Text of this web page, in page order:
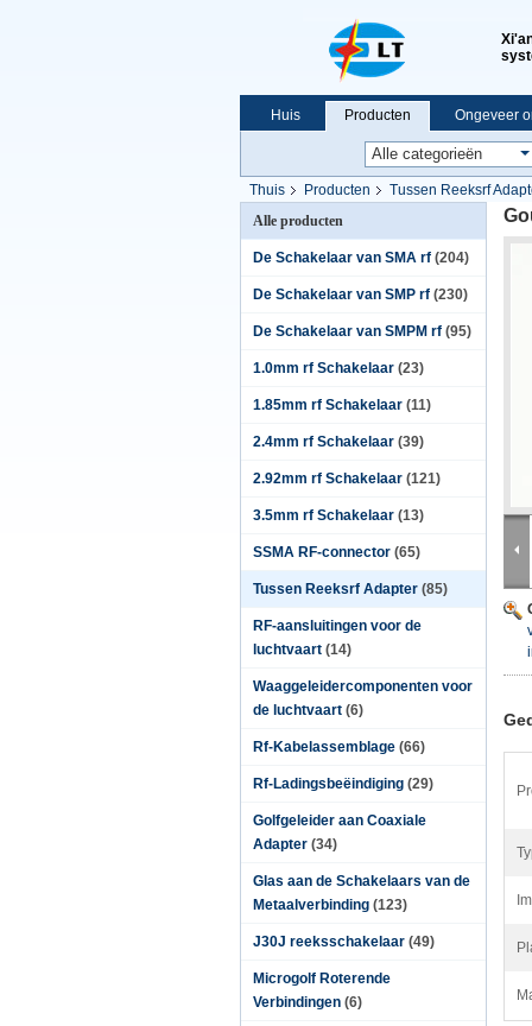
Huis Producten Ongeveer
Thuis Producten Tussen Reeksrf
Alle producten
De Schakelaar van SMA rf (204)
De Schakelaar van SMP rf (230)
De Schakelaar van SMPM rf (95)
1.0mm rf Schakelaar (23)
1.85mm rf Schakelaar (11)
2.4mm rf Schakelaar (39)
2.92mm rf Schakelaar (121)
3.5mm rf Schakelaar (13)
SSMA RF-connector (65)
Tussen Reeksrf Adapter (85)
RF-aansluitingen voor de
luchtvaart (14)
Waaggeleidercomponenten voor
de luchtvaart (6)
Rf-Kabelassemblage (66)
Rf-Ladingsbeëindiging (29)
Golfgeleider aan Coaxiale
Adapter (34)
Glas aan de Schakelaars van de
Metaalverbinding (123)
J30J reeksschakelaar (49)
Microgolf Roterende
Verbindingen (6)